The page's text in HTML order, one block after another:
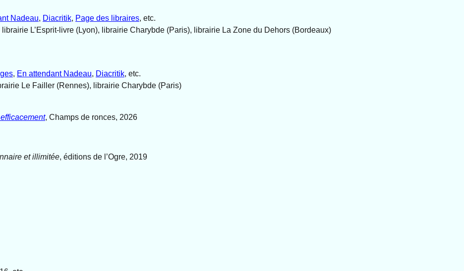
Nadeau, Diacritik, Page des libraires, etc.
L’Esprit-livre (Lyon), librairie Charybde (Paris), librairie La Zone du Dehors (Bordeaux)
, En attendant Nadeau, Diacritik, etc.
Le Failler (Rennes), librairie Charybde (Paris)
, Champs de ronces, 2026
et illimitée, éditions de l’Ogre, 2019